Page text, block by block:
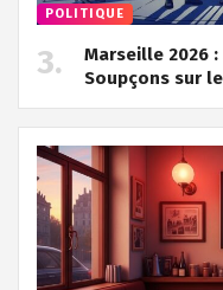
POLITIQUE
Marseille 2026
Soupçons sur